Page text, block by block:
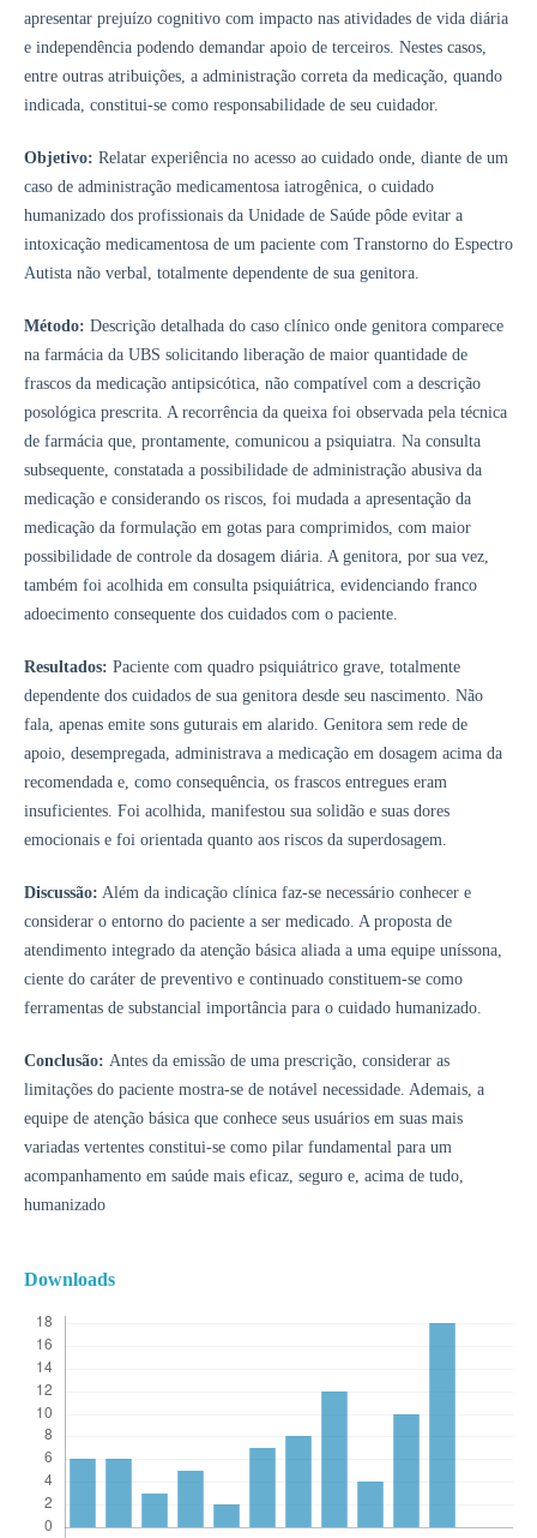
apresentar prejuízo cognitivo com impacto nas atividades de vida diária
e independência podendo demandar apoio de terceiros. Nestes casos,
entre outras atribuições, a administração correta da medicação, quando
indicada, constitui-se como responsabilidade de seu cuidador.
Objetivo: Relatar experiência no acesso ao cuidado onde, diante de um
caso de administração medicamentosa iatrogênica, o cuidado
humanizado dos profissionais da Unidade de Saúde pôde evitar a
intoxicação medicamentosa de um paciente com Transtorno do Espectro
Autista não verbal, totalmente dependente de sua genitora.
Método: Descrição detalhada do caso clínico onde genitora comparece
na farmácia da UBS solicitando liberação de maior quantidade de
frascos da medicação antipsicótica, não compatível com a descrição
posológica prescrita. A recorrência da queixa foi observada pela técnica
de farmácia que, prontamente, comunicou a psiquiatra. Na consulta
subsequente, constatada a possibilidade de administração abusiva da
medicação e considerando os riscos, foi mudada a apresentação da
medicação da formulação em gotas para comprimidos, com maior
possibilidade de controle da dosagem diária. A genitora, por sua vez,
também foi acolhida em consulta psiquiátrica, evidenciando franco
adoecimento consequente dos cuidados com o paciente.
Resultados: Paciente com quadro psiquiátrico grave, totalmente
dependente dos cuidados de sua genitora desde seu nascimento. Não
fala, apenas emite sons guturais em alarido. Genitora sem rede de
apoio, desempregada, administrava a medicação em dosagem acima da
recomendada e, como consequência, os frascos entregues eram
insuficientes. Foi acolhida, manifestou sua solidão e suas dores
emocionais e foi orientada quanto aos riscos da superdosagem.
Discussão: Além da indicação clínica faz-se necessário conhecer e
considerar o entorno do paciente a ser medicado. A proposta de
atendimento integrado da atenção básica aliada a uma equipe uníssona,
ciente do caráter de preventivo e continuado constituem-se como
ferramentas de substancial importância para o cuidado humanizado.
Conclusão: Antes da emissão de uma prescrição, considerar as
limitações do paciente mostra-se de notável necessidade. Ademais, a
equipe de atenção básica que conhece seus usuários em suas mais
variadas vertentes constitui-se como pilar fundamental para um
acompanhamento em saúde mais eficaz, seguro e, acima de tudo,
humanizado
Downloads